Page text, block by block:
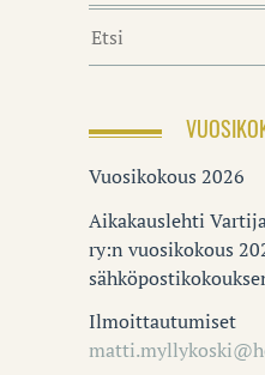
Vuosikokous 2026
Aikakauslehti
ry:n vuosikokous
Ilmoittautumiset